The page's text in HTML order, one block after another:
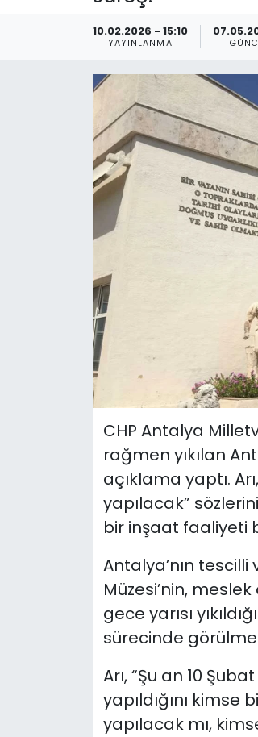
10.02.2026 - 15:10
YAYINLANMA
CHP Antalya
rağmen yıkılan
açıklama yaptı.
yapılacak”
bir inşaat faaliyeti
Antalya’nın
Müzesi’nin,
gece yarısı
sürecinde
Arı, “Şu an 10
yapıldığını kimse
yapılacak mı,
Teknoloji
Resmi İlanlar
Teknoloji
Yaşam
Gizlilik Sözleşmesi
İletişim